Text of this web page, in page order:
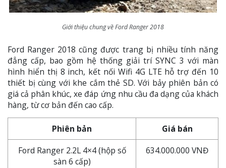
Giới thiệu chung về Ford Ranger 2018
Ford Ranger 2018 cũng được trang bị nhiều tính năng
đẳng cấp, bao gồm hệ thống giải trí SYNC 3 với màn
hình hiển thị 8 inch, kết nối Wifi 4G LTE hỗ trợ đến 10
thiết bị cùng với khe cắm thẻ SD. Với bảy phiên bản có
giá cả phân khúc, xe đáp ứng nhu cầu đa dạng của khách
hàng, từ cơ bản đến cao cấp.
Phiên bản
Giá bán
Ford Ranger 2.2L 4×4 (hộp số
sàn 6 cấp)
634.000.000 VNĐ